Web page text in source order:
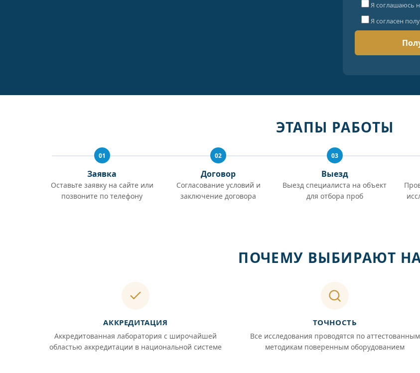
Я соглашаюсь
Я согласен
ЭТАПЫ РАБОТЫ
01
Заявка
Оставьте заявку на сайте или
позвоните по телефону
02
Договор
Согласование условий и
заключение договора
03
Выезд
Выезд специалиста на объект
для отбора проб
ПОЧЕМУ ВЫБИРАЮТ
АККРЕДИТАЦИЯ
Аккредитованная лаборатория с широчайшей
областью аккредитации в национальной системе
ТОЧНОСТЬ
Все исследования проводятся по аттестованным
методикам поверенным оборудованием